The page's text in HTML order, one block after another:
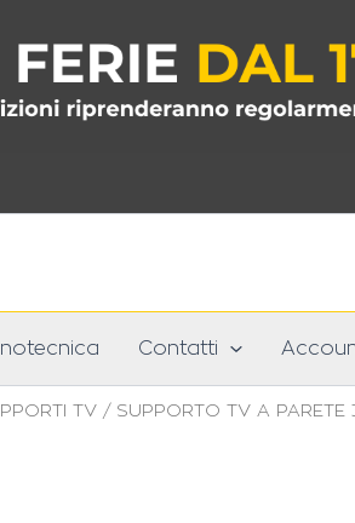
Contatti
TV/ SUPPORTO TV A PARETE